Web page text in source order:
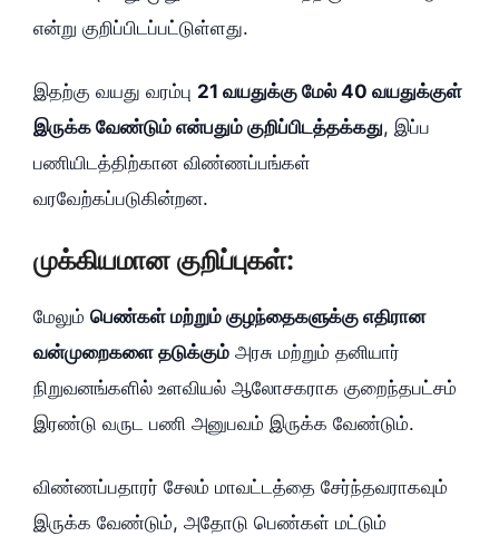
என்று குறிப்பிடப்பட்டுள்ளது.
இதற்கு வயது வரம்பு 21 வயதுக்கு மேல் 40 வயதுக்குள்
இருக்க வேண்டும் என்பதும் குறிப்பிடத்தக்கது, இப்ப
பணியிடத்திற்கான விண்ணப்பங்கள்
வரவேற்கப்படுகின்றன.
முக்கியமான குறிப்புகள்:
மேலும் பெண்கள் மற்றும் குழந்தைகளுக்கு எதிரான
வன்முறைகளை தடுக்கும் அரசு மற்றும் தனியார்
நிறுவனங்களில் உளவியல் ஆலோசகராக குறைந்தபட்சம்
இரண்டு வருட பணி அனுபவம் இருக்க வேண்டும்.
விண்ணப்பதாரர் சேலம் மாவட்டத்தை சேர்ந்தவராகவும்
இருக்க வேண்டும், அதோடு பெண்கள் மட்டும்